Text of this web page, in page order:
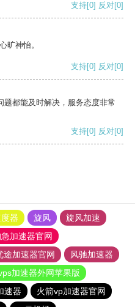
支持[0] 反对[0]
旷神怡。
支持[0] 反对[0]
题都能及时解决，服务态度非常
支持[0] 反对[0]
器 旋风
旋风加速
加速器官网
途加速器官网
风驰加速器
加速器外网苹果版
速器
火箭vp加速器官网